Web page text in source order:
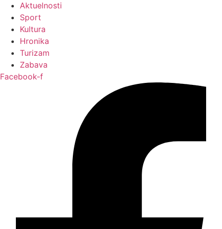
Aktuelnosti
Sport
Kultura
Hronika
Turizam
Zabava
Facebook-f